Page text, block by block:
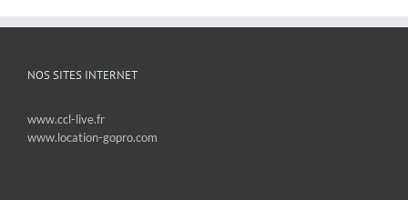
NOS SITES INTERNET
www.ccl-live.fr
www.location-gopro.com